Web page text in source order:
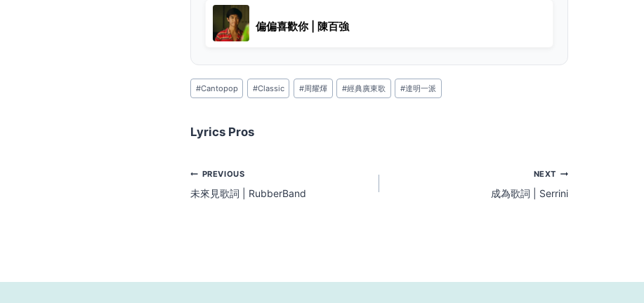
偏偏喜歡你 | 陳百強
Post
Tags:
#Cantopop #Classic #周耀煇 #經典廣東歌 #達明一派
Lyrics Pros
Post
navigation
PREVIOUS
未來見歌詞 | RubberBand
NEXT
成為歌詞 | Serrini